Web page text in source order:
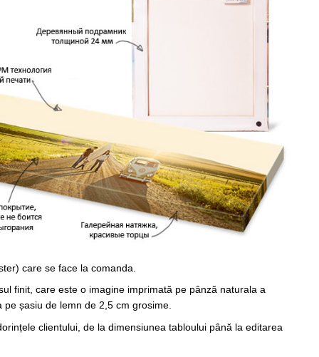
care se face la comanda.
finit, care este o imagine imprimată pe pânză naturala a
șasiu de lemn de 2,5 cm grosime.
clientului, de la dimensiunea tabloului până la editarea